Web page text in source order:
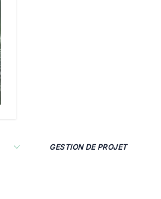
GESTION DE PROJET